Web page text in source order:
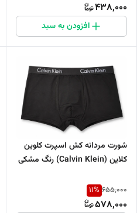
438,000
افزودن به سبد
شورت مردانه کش اسپرت کلوین
کلاین (Calvin Klein) رنگ مشکی
655,000
11%
578,000